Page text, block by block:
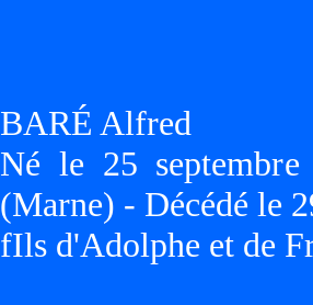
BARÉ Alfred
Né le 25
(Marne) - Décédé le
fIls d'Adolphe et de